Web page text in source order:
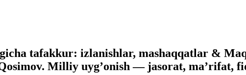
tafakkur: izlanishlar, mashaqqatlar &
Milliy uyg’onish — jasorat, ma’rifat,